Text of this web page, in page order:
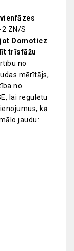
ZN/S
Domoticz
trīsfāžu
no
mērītājs,
no
lai regulētu
kā
jaudu: